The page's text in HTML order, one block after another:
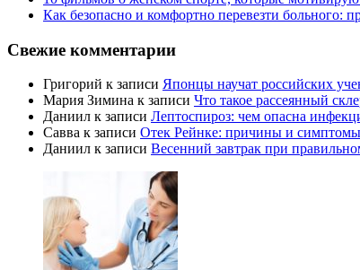
Как безопасно и комфортно перевезти больного:
Свежие комментарии
Григорий к записи Японцы научат российских
Мария Зимина к записи Что такое рассеянный
Даниил к записи Лептоспироз: чем опасна
Савва к записи Отек Рейнке: причины и симптомы
Даниил к записи Весенний завтрак при